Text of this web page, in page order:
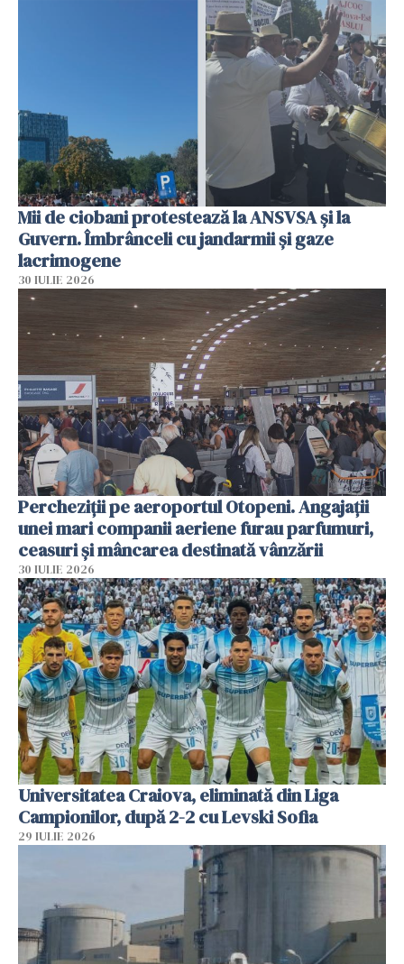
Mii de ciobani protestează la ANSVSA și la
Guvern. Îmbrânceli cu jandarmii și gaze
lacrimogene
30 IULIE 2026
Percheziții pe aeroportul Otopeni. Angajații
unei mari companii aeriene furau parfumuri,
ceasuri și mâncarea destinată vânzării
30 IULIE 2026
Universitatea Craiova, eliminată din Liga
Campionilor, după 2-2 cu Levski Sofia
29 IULIE 2026